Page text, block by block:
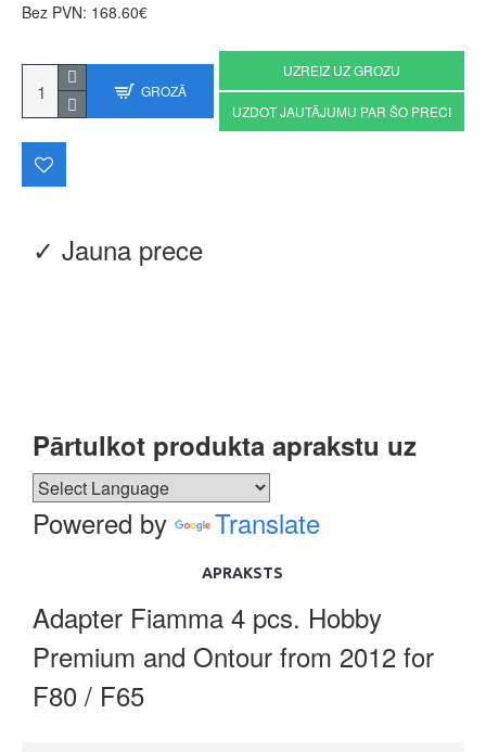
✓ Jauna prece
Pārtulkot produkta aprakstu uz
Powered by Translate
APRAKSTS
Adapter Fiamma 4 pcs. Hobby
Premium and Ontour from 2012 for
F80 / F65
Bez PVN: 168.60€
GROZĀ
UZREIZ UZ GROZU
UZDOT JAUTĀJUMU PAR ŠO PRECI